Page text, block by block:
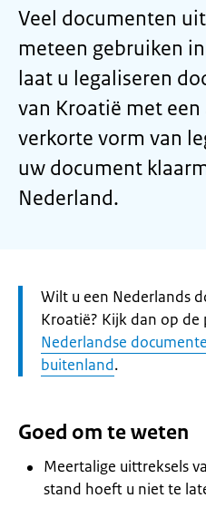
Veel documenten
meteen gebruiken
laat u legaliseren
van Kroatië met
verkorte vorm van
uw document
Nederland.
Let
op:
Wilt u een Nederlands
Kroatië? Kijk dan op de
Nederlandse
buitenland.
Goed om te weten
Meertalige uittreksels
stand hoeft u niet te